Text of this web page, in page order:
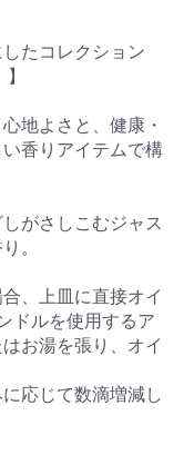
たコレクション
地よさと、健康・
香りアイテムで構
がさしこむジャス
。
、上皿に直接オイ
ドルを使用するア
お湯を張り、オイ
応じて数滴増減し